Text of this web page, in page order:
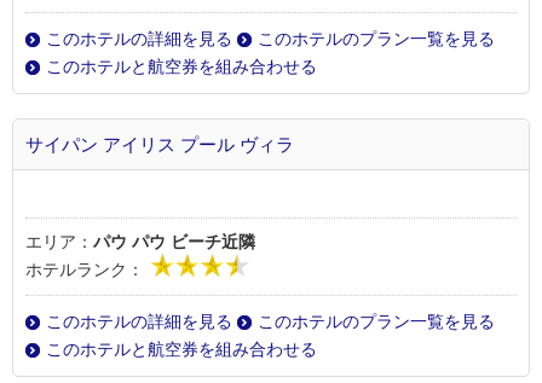
このホテルの詳細を見る
このホテルのプラン一覧を見る
このホテルと航空券を組み合わせる
サイパン アイリス プール ヴィラ
エリア： パウ パウ ビーチ近隣
ホテルランク：
このホテルの詳細を見る
このホテルのプラン一覧を見る
このホテルと航空券を組み合わせる